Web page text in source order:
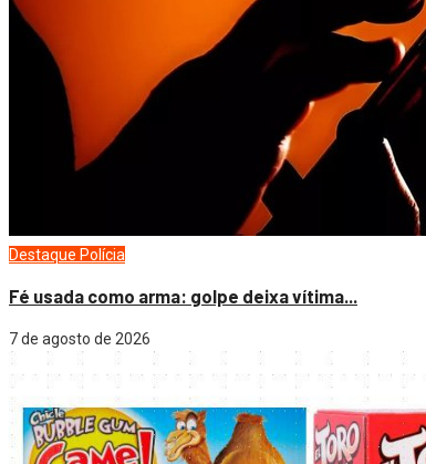
Destaque Polícia
Fé usada como arma: golpe deixa vítima...
7 de agosto de 2026